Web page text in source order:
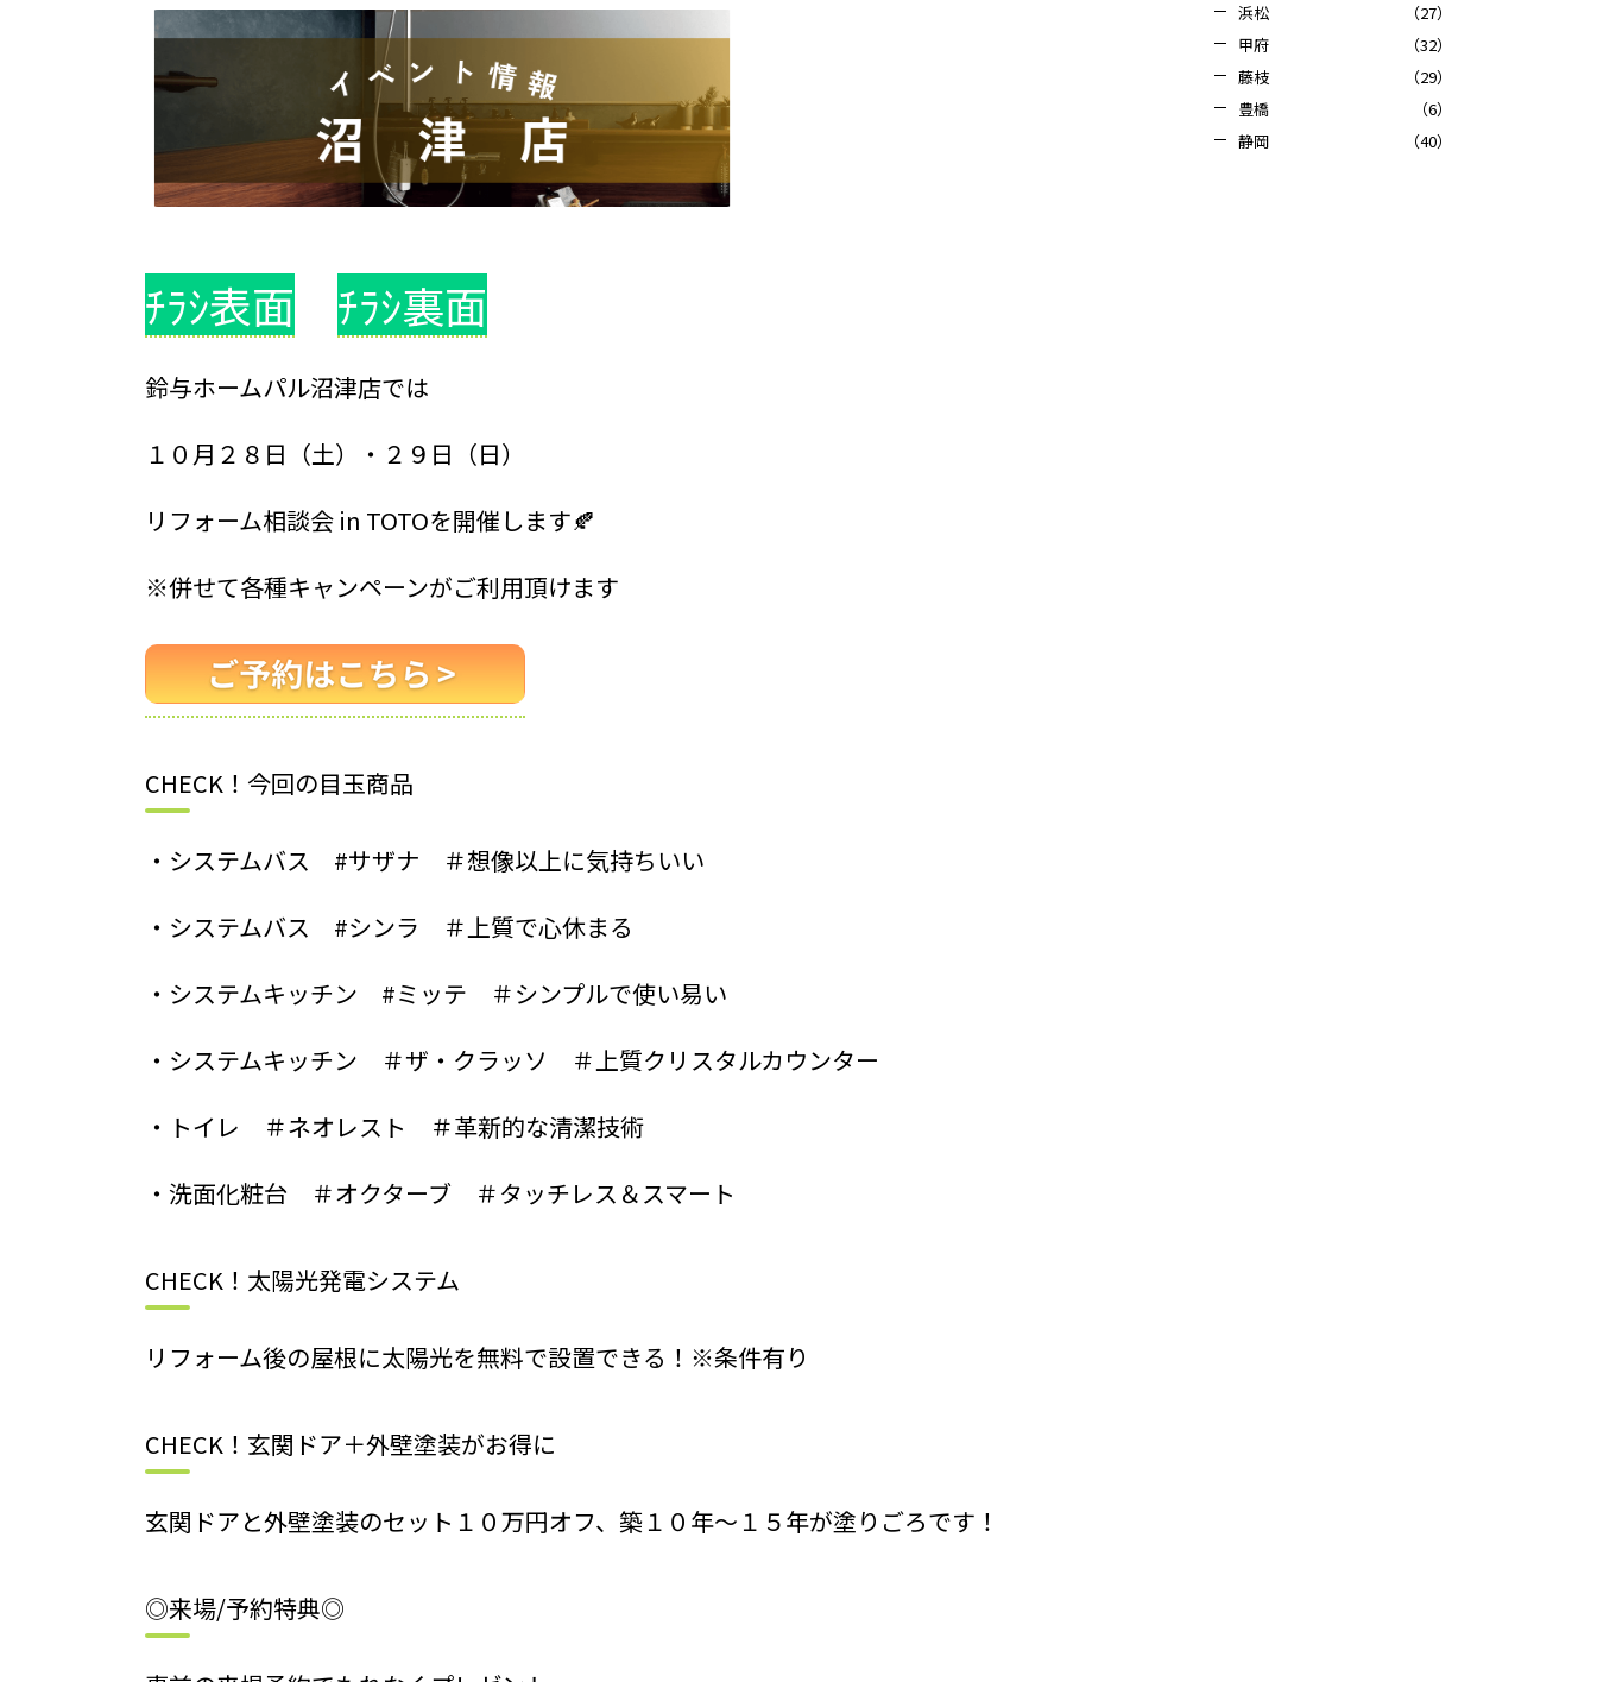
ﾁﾗｼ表面 ﾁﾗｼ裏面
鈴与ホームパル沼津店では
１０月２８日（土）・２９日（日）
リフォーム相談会 in TOTOを開催します🍂
※併せて各種キャンペーンがご利用頂けます
CHECK！今回の目玉商品
・システムバス #サザナ ＃想像以上に気持ちいい
・システムバス #シンラ ＃上質で心休まる
・システムキッチン #ミッテ ＃シンプルで使い易い
・システムキッチン ＃ザ・クラッソ ＃上質クリスタルカウンター
・トイレ ＃ネオレスト ＃革新的な清潔技術
・洗面化粧台 ＃オクターブ ＃タッチレス＆スマート
CHECK！太陽光発電システム
リフォーム後の屋根に太陽光を無料で設置できる！※条件有り
CHECK！玄関ドア＋外壁塗装がお得に
玄関ドアと外壁塗装のセット１０万円オフ、築１０年～１５年が塗りごろです！
◎来場/予約特典◎
浜松
（27）
甲府
（32）
藤枝
（29）
豊橋
（6）
静岡
（40）